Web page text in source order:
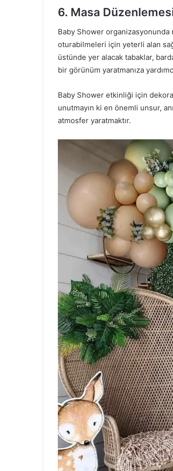
6. Masa
Baby Shower
oturabilmeleri için yeterli alan
üstünde yer alacak tabaklar,
bir görünüm yaratmanıza
Baby Shower etkinliği için
unutmayın ki en önemli unsur,
atmosfer yaratmaktır.